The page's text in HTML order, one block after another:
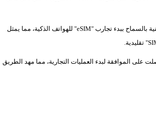
ويتزامن السماح بطرح الهاتف في الصين مع قرار وزارة الصناعة وتكنولوجيا المعلومات الصينية بالسماح ببدء تجارب "eSIM" للهواتف الذكية، مما يمثل
على الموافقة لبدء العمليات التجارية، مما مهد الطريق